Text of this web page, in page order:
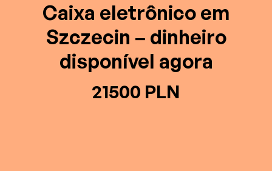
Caixa eletrônico em
Szczecin – dinheiro
disponível agora
21500 PLN